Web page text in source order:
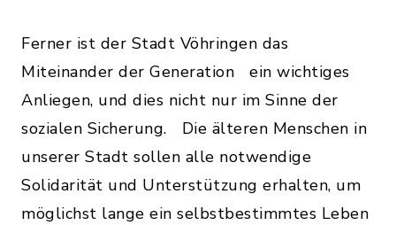
Ferner ist der Stadt Vöhringen das
Miteinander der Generation ein wichtiges
Anliegen, und dies nicht nur im Sinne der
sozialen Sicherung. Die älteren Menschen in
unserer Stadt sollen alle notwendige
Solidarität und Unterstützung erhalten, um
möglichst lange ein selbstbestimmtes Leben